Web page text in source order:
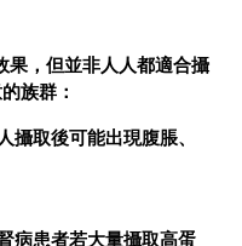
果，但並非人人都適合攝
族群：
攝取後可能出現腹脹、
病患者若大量攝取高蛋